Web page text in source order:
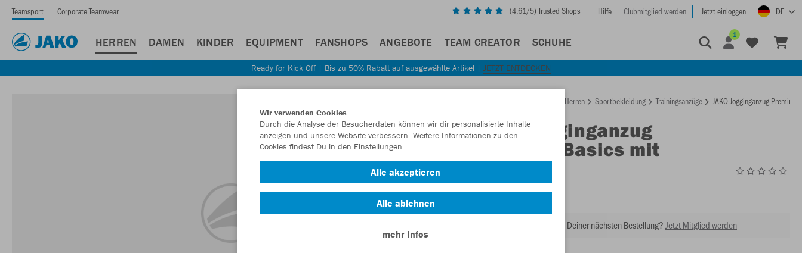
Teamsport Corporate Teamwear (4,61/5) Trusted Shops Hilfe Clubmitglied werden Jetzt einloggen DE
HERREN DAMEN KINDER EQUIPMENT FANSHOPS ANGEBOTE TEAM CREATOR SCHUHE
1
Ready for Kick Off | Bis zu 50% Rabatt auf ausgewählte Artikel | JETZT ENTDECKEN
Herren Sportbekleidung Trainingsanzüge JAKO Jogginganzug
JAKOJogginganzug
Premium Basics mit
Kapuze
Lust auf 30% Rabatt bei Deiner nächsten Bestellung? Jetzt Mitglied werden
Wir verwenden Cookies
Durch die Analyse der Besucherdaten können wir dir personalisierte Inhalte
anzeigen und unsere Website verbessern. Weitere Informationen zu den
Cookies findest Du in den Einstellungen.
Alle akzeptieren
Alle ablehnen
mehr Infos